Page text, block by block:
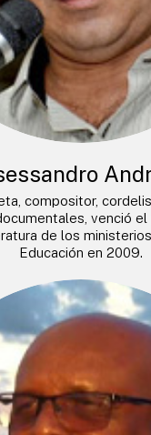
compositor,
venció el
de los
Educación en 2009.